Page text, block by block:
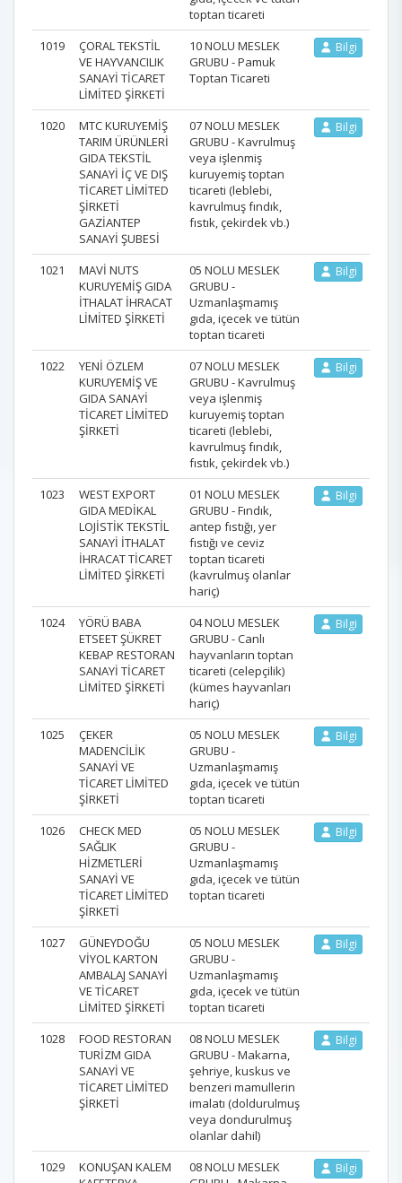
toptan ticareti
1019
ÇORAL TEKSTİL
VE HAYVANCILIK
SANAYİ TİCARET
LİMİTED ŞİRKETİ
10 NOLU MESLEK
GRUBU - Pamuk
Toptan Ticareti
Bilgi
1020
MTC KURUYEMİŞ
TARIM ÜRÜNLERİ
GIDA TEKSTİL
SANAYİ İÇ VE DIŞ
TİCARET LİMİTED
ŞİRKETİ
GAZİANTEP
SANAYİ ŞUBESİ
07 NOLU MESLEK
GRUBU - Kavrulmuş
veya işlenmiş
kuruyemiş toptan
ticareti (leblebi,
kavrulmuş fındık,
fıstık, çekirdek vb.)
Bilgi
1021
MAVİ NUTS
KURUYEMİŞ GIDA
İTHALAT İHRACAT
LİMİTED ŞİRKETİ
05 NOLU MESLEK
GRUBU -
Uzmanlaşmamış
gıda, içecek ve tütün
toptan ticareti
Bilgi
1022
YENİ ÖZLEM
KURUYEMİŞ VE
GIDA SANAYİ
TİCARET LİMİTED
ŞİRKETİ
07 NOLU MESLEK
GRUBU - Kavrulmuş
veya işlenmiş
kuruyemiş toptan
ticareti (leblebi,
kavrulmuş fındık,
fıstık, çekirdek vb.)
Bilgi
1023
WEST EXPORT
GIDA MEDİKAL
LOJİSTİK TEKSTİL
SANAYİ İTHALAT
İHRACAT TİCARET
LİMİTED ŞİRKETİ
01 NOLU MESLEK
GRUBU - Fındık,
antep fıstığı, yer
fıstığı ve ceviz
toptan ticareti
(kavrulmuş olanlar
hariç)
Bilgi
1024
YÖRÜ BABA
ETSEET ŞÜKRET
KEBAP RESTORAN
SANAYİ TİCARET
LİMİTED ŞİRKETİ
04 NOLU MESLEK
GRUBU - Canlı
hayvanların toptan
ticareti (celepçilik)
(kümes hayvanları
hariç)
Bilgi
1025
ÇEKER
MADENCİLİK
SANAYİ VE
TİCARET LİMİTED
ŞİRKETİ
05 NOLU MESLEK
GRUBU -
Uzmanlaşmamış
gıda, içecek ve tütün
toptan ticareti
Bilgi
1026
CHECK MED
SAĞLIK
HİZMETLERİ
SANAYİ VE
TİCARET LİMİTED
ŞİRKETİ
05 NOLU MESLEK
GRUBU -
Uzmanlaşmamış
gıda, içecek ve tütün
toptan ticareti
Bilgi
1027
GÜNEYDOĞU
VİYOL KARTON
AMBALAJ SANAYİ
VE TİCARET
LİMİTED ŞİRKETİ
05 NOLU MESLEK
GRUBU -
Uzmanlaşmamış
gıda, içecek ve tütün
toptan ticareti
Bilgi
1028
FOOD RESTORAN
TURİZM GIDA
SANAYİ VE
TİCARET LİMİTED
ŞİRKETİ
08 NOLU MESLEK
GRUBU - Makarna,
şehriye, kuskus ve
benzeri mamullerin
imalatı (doldurulmuş
veya dondurulmuş
olanlar dahil)
Bilgi
1029
KONUŞAN KALEM
08 NOLU MESLEK
Bilgi